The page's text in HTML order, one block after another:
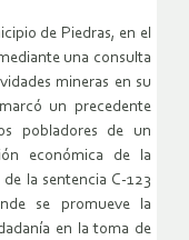
de Piedras, en el
una consulta
mineras en su
un precedente
pobladores de un
económica de la
la sentencia C-123
se promueve la
en la toma de